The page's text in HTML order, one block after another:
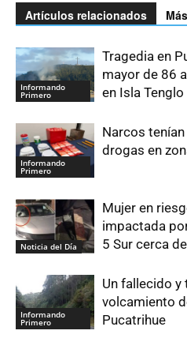
Artículos relacionados
Informando
Primero
Tragedia en
mayor de 86
en Isla Tenglo
Informando
Primero
Narcos
drogas en
Noticia del Día
Mujer en
impactada
5 Sur cerca
Informando
Primero
Un fallecido
volcamiento
Pucatrihue